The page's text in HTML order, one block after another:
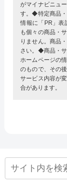
がマイナビニュ
す。◆特定商品
情報に「PR」表
も個々の商品・
りません。商品
さい。◆商品・
ホームページの
のもので、その
サービス内容が
合があります。